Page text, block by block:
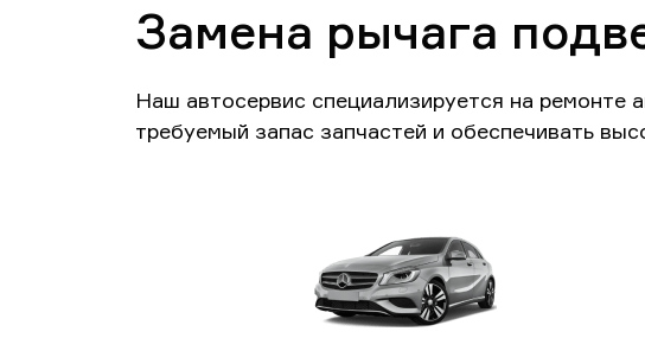
Замена рычага
Наш автосервис специализируется на
требуемый запас запчастей и обеспечивать